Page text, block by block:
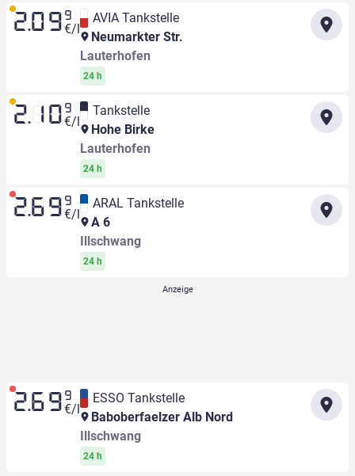
2.09 9
€/l
AVIA Tankstelle
Neumarkter Str.
Lauterhofen
24 h
2.10 9
€/l
Tankstelle
Hohe Birke
Lauterhofen
24 h
2.69 9
€/l
ARAL Tankstelle
A 6
Illschwang
24 h
2.69 9
€/l
ESSO Tankstelle
Baboberfaelzer Alb Nord
Illschwang
24 h